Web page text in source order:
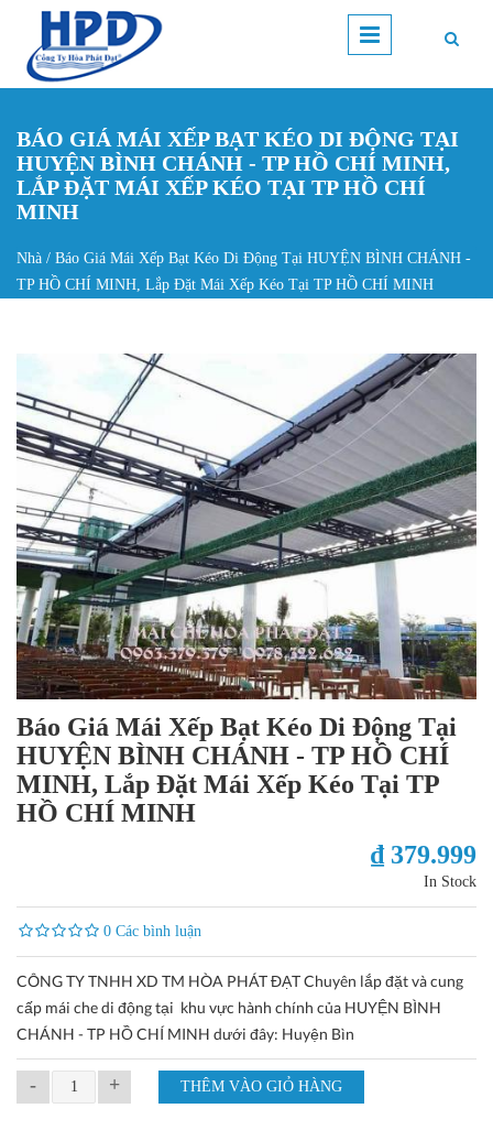
Nhảy đến nội dung
BÁO GIÁ MÁI XẾP BẠT KÉO DI ĐỘNG TẠI
HUYỆN BÌNH CHÁNH - TP HỒ CHÍ MINH,
LẮP ĐẶT MÁI XẾP KÉO TẠI TP HỒ CHÍ
MINH
Bạn đang ở đây
Nhà / Báo Giá Mái Xếp Bạt Kéo Di Động Tại HUYỆN BÌNH CHÁNH -
TP HỒ CHÍ MINH, Lắp Đặt Mái Xếp Kéo Tại TP HỒ CHÍ MINH
Báo Giá Mái Xếp Bạt Kéo Di Động Tại
HUYỆN BÌNH CHÁNH - TP HỒ CHÍ
MINH, Lắp Đặt Mái Xếp Kéo Tại TP
HỒ CHÍ MINH
₫ 379.999
In Stock
0 Các bình luận
CÔNG TY TNHH XD TM HÒA PHÁT ĐẠT Chuyên lắp đặt và cung
cấp mái che di động tại khu vực hành chính của HUYỆN BÌNH
CHÁNH - TP HỒ CHÍ MINH dưới đây: Huyện Bìn
- +